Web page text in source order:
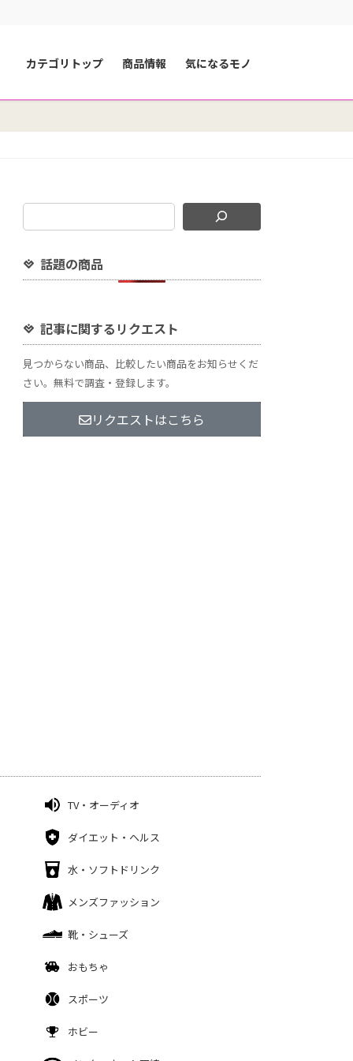
カテゴリトップ 商品情報 気になるモノ
話題の商品
記事に関するリクエスト
見つからない商品、比較したい商品をお知らせくだ
さい。無料で調査・登録します。
リクエストはこちら
TV・オーディオ
ダイエット・ヘルス
水・ソフトドリンク
メンズファッション
靴・シューズ
おもちゃ
スポーツ
ホビー